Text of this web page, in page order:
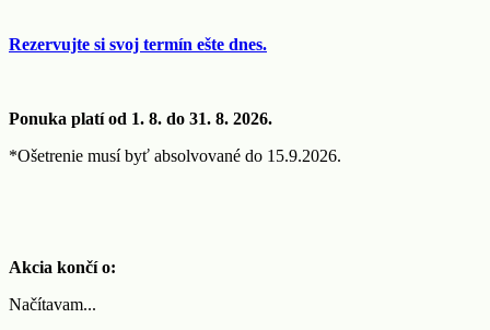
Rezervujte si svoj termín ešte dnes.
Ponuka platí od 1. 8. do 31. 8. 2026.
*Ošetrenie musí byť absolvované do 15.9.2026.
Akcia končí o:
Načítavam...